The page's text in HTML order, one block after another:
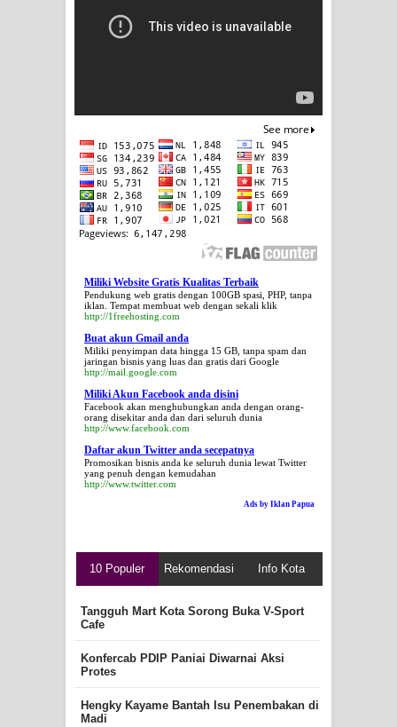
Miliki Website Gratis Kualitas Terbaik
Pendukung web gratis dengan 100GB spasi, PHP, tanpa
iklan. Tempat membuat web dengan sekali klik
http://1freehosting.com
Buat akun Gmail anda
Miliki penyimpan data hingga 15 GB, tanpa spam dan
jaringan bisnis yang luas dan gratis dari Google
http://mail.google.com
Miliki Akun Facebook anda disini
Facebook akan menghubungkan anda dengan orang-
orang disekitar anda dan dari seluruh dunia
http://www.facebook.com
Daftar akun Twitter anda secepatnya
Promosikan bisnis anda ke seluruh dunia lewat Twitter
yang penuh dengan kemudahan
http://www.twitter.com
Ads by Iklan Papua
10 Populer Rekomendasi Info Kota
Tangguh Mart Kota Sorong Buka V-Sport
Cafe
Konfercab PDIP Paniai Diwarnai Aksi
Protes
Hengky Kayame Bantah Isu Penembakan di
Madi